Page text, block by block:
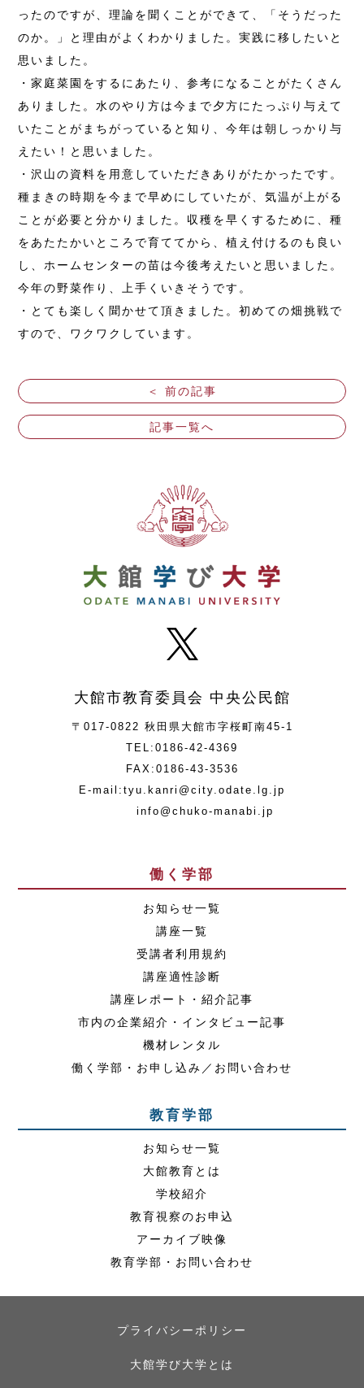
ったのですが、理論を聞くことができて、「そうだった
のか。」と理由がよくわかりました。実践に移したいと
思いました。
・家庭菜園をするにあたり、参考になることがたくさん
ありました。水のやり方は今まで夕方にたっぷり与えて
いたことがまちがっていると知り、今年は朝しっかり与
えたい！と思いました。
・沢山の資料を用意していただきありがたかったです。
種まきの時期を今まで早めにしていたが、気温が上がる
ことが必要と分かりました。収穫を早くするために、種
をあたたかいところで育ててから、植え付けるのも良い
し、ホームセンターの苗は今後考えたいと思いました。
今年の野菜作り、上手くいきそうです。
・とても楽しく聞かせて頂きました。初めての畑挑戦で
すので、ワクワクしています。
＜ 前の記事
記事一覧へ
大館市教育委員会 中央公民館
〒017-0822 秋田県大館市字桜町南45-1
TEL:0186-42-4369
FAX:0186-43-3536
E-mail:tyu.kanri@city.odate.lg.jp
info@chuko-manabi.jp
働く学部
お知らせ一覧
講座一覧
受講者利用規約
講座適性診断
講座レポート・紹介記事
市内の企業紹介・インタビュー記事
機材レンタル
働く学部・お申し込み／お問い合わせ
教育学部
お知らせ一覧
大館教育とは
学校紹介
教育視察のお申込
アーカイブ映像
教育学部・お問い合わせ
プライバシーポリシー
大館学び大学とは